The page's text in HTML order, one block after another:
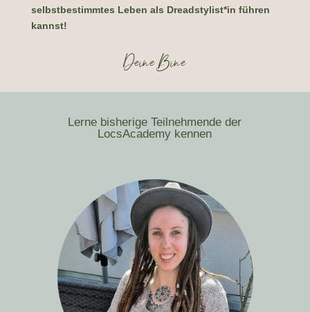
selbstbestimmtes Leben als Dreadstylist*in führen
kannst!
Deine Bine
Lerne bisherige Teilnehmende der
LocsAcademy kennen